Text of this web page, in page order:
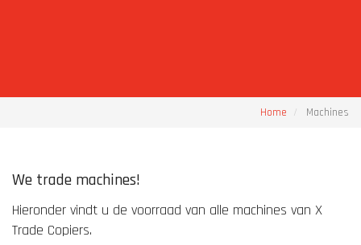
Home Machines
We trade machines!
Hieronder vindt u de voorraad van alle machines van X
Trade Copiers.